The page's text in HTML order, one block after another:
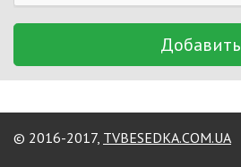
Добавить
© 2016-2017, TVBESEDKA.COM.UA